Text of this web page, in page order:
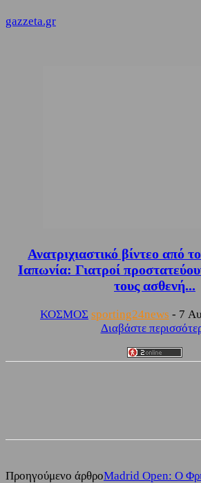
gazzeta.gr
Ανατριχιαστικό βίντεο από
Ιαπωνία: Γιατροί
τους ασθενή...
ΚΟΣΜΟΣ sporting24news - 7
Διαβάστε
Προηγούμενο άρθροMadrid Open: Ο